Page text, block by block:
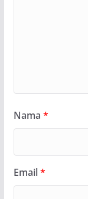
Nama *
Email*